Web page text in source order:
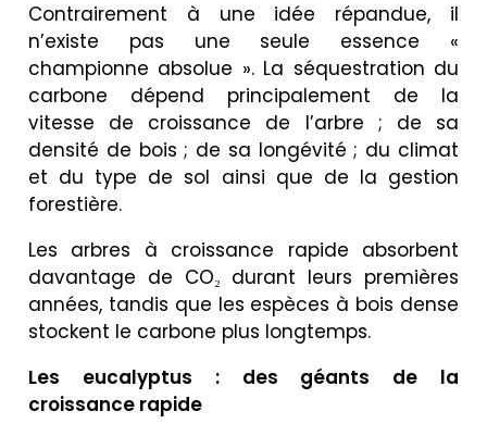
Contrairement à une idée répandue, il
n’existe pas une seule essence «
championne absolue ». La séquestration du
carbone dépend principalement de la
vitesse de croissance de l’arbre ; de sa
densité de bois ; de sa longévité ; du climat
et du type de sol ainsi que de la gestion
forestière.
Les arbres à croissance rapide absorbent
davantage de CO₂ durant leurs premières
années, tandis que les espèces à bois dense
stockent le carbone plus longtemps.
Les eucalyptus : des géants de la
croissance rapide